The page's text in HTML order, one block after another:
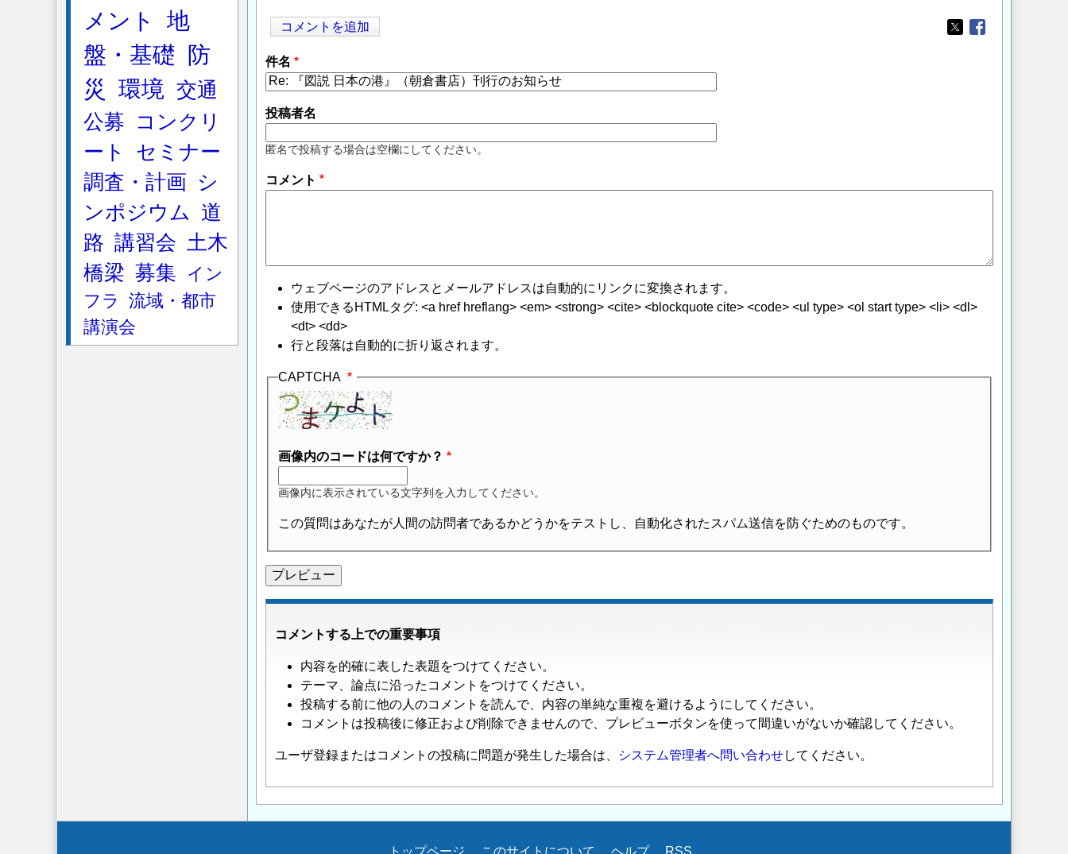
コメントを追加
Opens in a new
Opens in a new
件名
投稿者名
匿名で投稿する場合は空欄にしてください。
コメント
ウェブページのアドレスとメールアドレスは自動的にリンクに変換されます。
使用できるHTMLタグ: <a href hreflang> <em> <strong> <cite> <blockquote cite> <code> <ul type> <ol start type> <li> <dl>
<dt> <dd>
行と段落は自動的に折り返されます。
CAPTCHA
画像内のコードは何ですか？
画像内に表示されている文字列を入力してください。
この質問はあなたが人間の訪問者であるかどうかをテストし、自動化されたスパム送信を防ぐためのものです。
コメントする上での重要事項
内容を的確に表した表題をつけてください。
テーマ、論点に沿ったコメントをつけてください。
投稿する前に他の人のコメントを読んで、内容の単純な重複を避けるようにしてください。
コメントは投稿後に修正および削除できませんので、プレビューボタンを使って間違いがないか確認してください。
ユーザ登録またはコメントの投稿に問題が発生した場合は、 システム管理者へ問い合わせしてください。
メント
地
盤・基礎
防
災
環境 交通
公募
コンクリ
ート
セミナー
調査・計画
シ
ンポジウム 道
路 講習会 土木
橋梁 募集
イン
フラ
流域・都市
講演会
トップページ このサイトについて ヘルプ RSS